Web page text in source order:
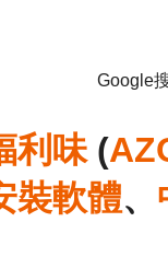
Google
利味(
裝軟體、